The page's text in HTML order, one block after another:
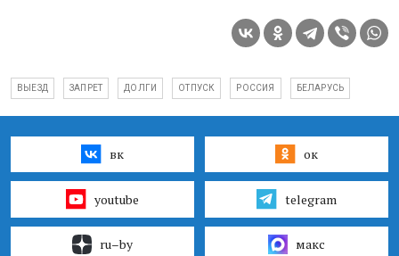
ВЫЕЗД ЗАПРЕТ ДОЛГИ ОТПУСК РОССИЯ БЕЛАРУСЬ
вк ок
youtube telegram
ru–by макс